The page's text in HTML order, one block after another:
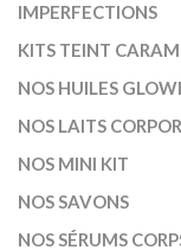
IMPERFECTIONS
KITS TEINT
NOS HUILES
NOS LAITS
NOS MINI KIT
NOS SAVONS
NOS SÉRUMS